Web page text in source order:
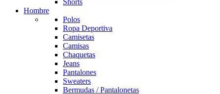
Shorts
Hombre
Polos
Ropa Deportiva
Camisetas
Camisas
Chaquetas
Jeans
Pantalones
Sweaters
Bermudas / Pantalonetas